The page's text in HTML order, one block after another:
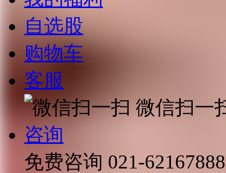
自选股
购物车
客服
微信扫一
咨询
免费咨询 021-62167888